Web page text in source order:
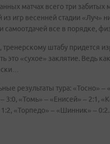
матчах всего три
из игр весенней стадии «Луч»
самоотдачей все в порядке,
штабу придется
это «сухое» заклятие. Ведь
результаты тура: «Тосно»
3:0, «Томь» – «Енисей» – 2:1,
1:2, «Торпедо» – «Шинник» – 0:2.